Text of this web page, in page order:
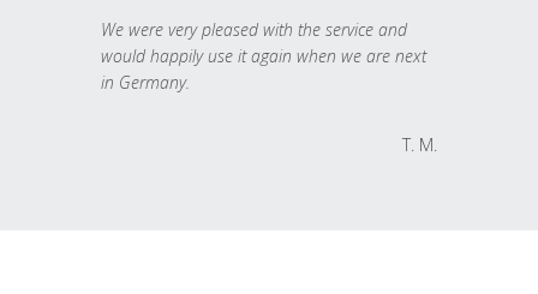
We were very pleased with the service and
would happily use it again when we are next
in Germany.
T. M.